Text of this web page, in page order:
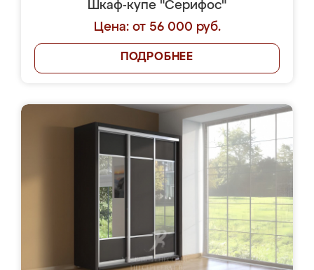
Шкаф-купе "Серифос"
Цена: от 56 000 руб.
ПОДРОБНЕЕ